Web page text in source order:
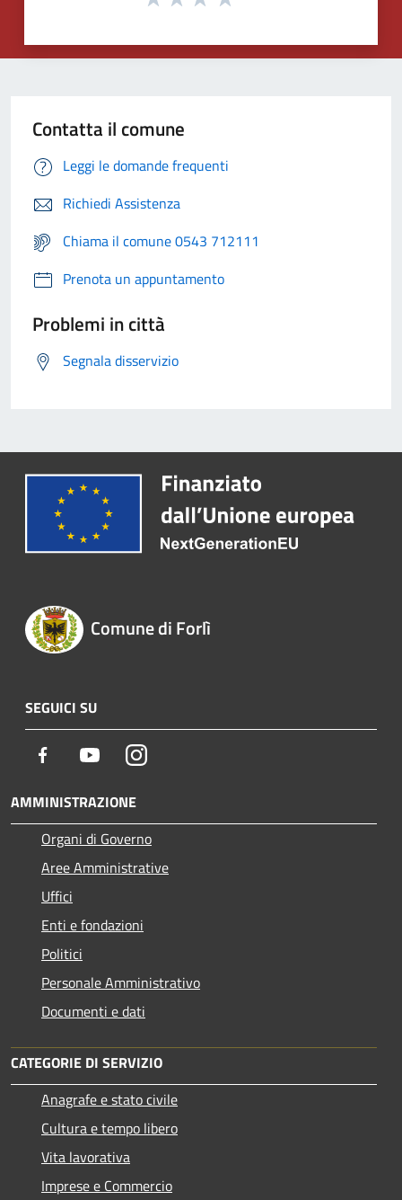
Contatta il comune
Leggi le domande frequenti
Richiedi Assistenza
Chiama il comune 0543 712111
Prenota un appuntamento
Problemi in città
Segnala disservizio
Comune di Forlì
SEGUICI SU
Facebook YoutubeInstagram
AMMINISTRAZIONE
Organi di Governo
Aree Amministrative
Uffici
Enti e fondazioni
Politici
Personale Amministrativo
Documenti e dati
CATEGORIE DI SERVIZIO
Anagrafe e stato civile
Cultura e tempo libero
Vita lavorativa
Imprese e Commercio